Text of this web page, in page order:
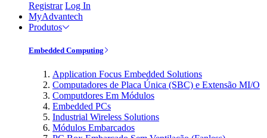
Registrar Log In
MyAdvantech
Produtos
Embedded Computing
Application Focus Embedded Solutions
Computadores de Placa Única (SBC) e Extensão MI/O
Computdores Em Módulos
Embedded PCs
Industrial Wireless Solutions
Módulos Embarcados